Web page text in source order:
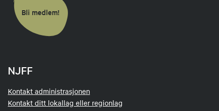
Bli medlem!
NJFF
Kontakt administrasjonen
Kontakt ditt lokallag eller regionlag